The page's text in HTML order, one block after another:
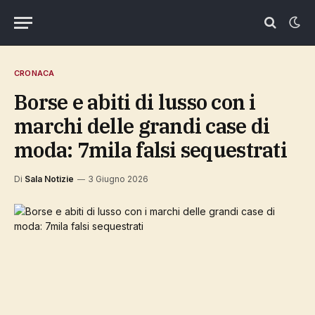
CRONACA
Borse e abiti di lusso con i
marchi delle grandi case di
moda: 7mila falsi sequestrati
Di Sala Notizie 3 Giugno 2026